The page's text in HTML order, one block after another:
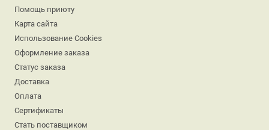
Помощь приюту
Карта сайта
Использование Cookies
Оформление заказа
Статус заказа
Доставка
Оплата
Сертификаты
Стать поставщиком